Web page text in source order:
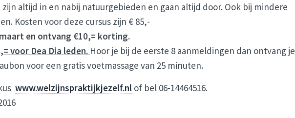
altijd in en nabij natuurgebieden en gaan altijd door. Ook bij mindere
Kosten voor deze cursus zijn € 85,-
en ontvang €10,= korting.
voor Dea Dia leden. Hoor je bij de eerste 8 aanmeldingen dan ontvang je
voor een gratis voetmassage van 25 minuten.
www.welzijnspraktijkjezelf.nl of bel 06-14464516.